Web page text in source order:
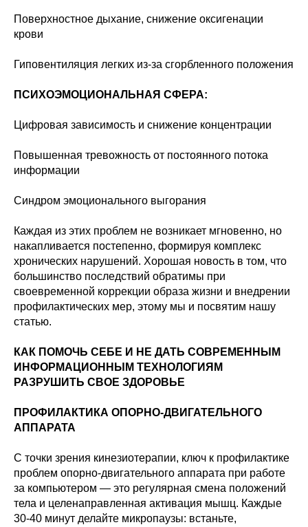
Поверхностное дыхание, снижение оксигенации
крови
Гиповентиляция легких из-за сгорбленного положения
ПСИХОЭМОЦИОНАЛЬНАЯ СФЕРА:
Цифровая зависимость и снижение концентрации
Повышенная тревожность от постоянного потока
информации
Синдром эмоционального выгорания
Каждая из этих проблем не возникает мгновенно, но
накапливается постепенно, формируя комплекс
хронических нарушений. Хорошая новость в том, что
большинство последствий обратимы при
своевременной коррекции образа жизни и внедрении
профилактических мер, этому мы и посвятим нашу
статью.
КАК ПОМОЧЬ СЕБЕ И НЕ ДАТЬ СОВРЕМЕННЫМ
ИНФОРМАЦИОННЫМ ТЕХНОЛОГИЯМ
РАЗРУШИТЬ СВОЕ ЗДОРОВЬЕ
ПРОФИЛАКТИКА ОПОРНО-ДВИГАТЕЛЬНОГО
АППАРАТА
С точки зрения кинезиотерапии, ключ к профилактике
проблем опорно-двигательного аппарата при работе
за компьютером — это регулярная смена положений
тела и целенаправленная активация мышц. Каждые
30-40 минут делайте микропаузы: встаньте,